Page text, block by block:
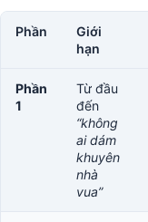
Phần
Giới
hạn
Phần
1
Từ đầu
đến
“không
ai dám
khuyên
nhà
vua”